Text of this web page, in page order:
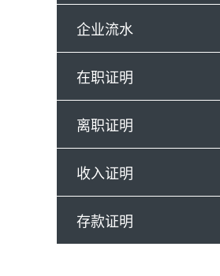
企业流水
在职证明
离职证明
收入证明
存款证明